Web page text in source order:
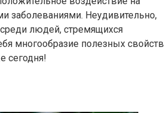
заболеваниями. Неудивительно,
среди людей, стремящихся
многообразие полезных свойств
сегодня!